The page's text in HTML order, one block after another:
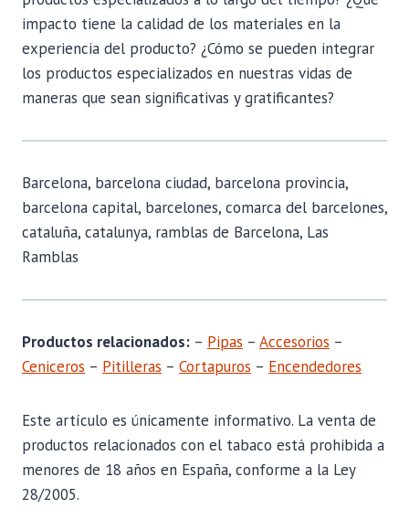
impacto tiene la calidad de los materiales en la
experiencia del producto? ¿Cómo se pueden integrar
los productos especializados en nuestras vidas de
maneras que sean significativas y gratificantes?
Barcelona, barcelona ciudad, barcelona provincia,
barcelona capital, barcelones, comarca del barcelones,
cataluña, catalunya, ramblas de Barcelona, Las
Ramblas
Productos relacionados: – Pipas – Accesorios –
Ceniceros – Pitilleras – Cortapuros – Encendedores
Este artículo es únicamente informativo. La venta de
productos relacionados con el tabaco está prohibida a
menores de 18 años en España, conforme a la Ley
28/2005.